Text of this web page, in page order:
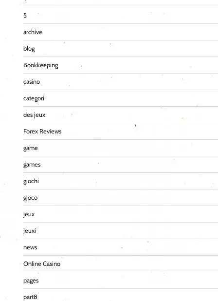
5
archive
blog
Bookkeeping
casino
categori
des jeux
Forex Reviews
game
games
giochi
gioco
jeux
jeuxi
news
Online Casino
pages
part8